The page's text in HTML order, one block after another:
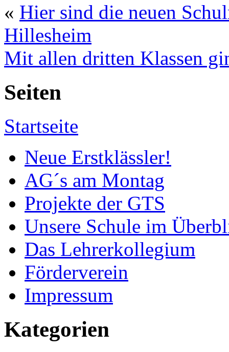
« Hier sind die neuen
Hillesheim
Mit allen dritten Klassen
Seiten
Startseite
Neue Erstklässler!
AG´s am Montag
Projekte der GTS
Unsere Schule im
Das Lehrerkollegium
Förderverein
Impressum
Kategorien